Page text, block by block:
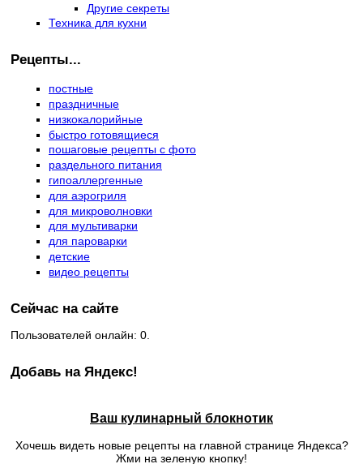
Другие секреты
Техника для кухни
Рецепты...
постные
праздничные
низкокалорийные
быстро готовящиеся
пошаговые рецепты с фото
раздельного питания
гипоаллергенные
для аэрогриля
для микроволновки
для мультиварки
для пароварки
детские
видео рецепты
Сейчас на сайте
Пользователей онлайн: 0.
Добавь на Яндекс!
Ваш кулинарный блокнотик
Хочешь видеть новые рецепты на главной странице Яндекса?
Жми на зеленую кнопку!